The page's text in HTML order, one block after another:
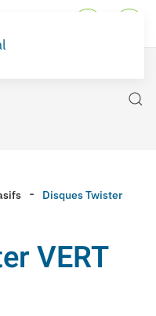
Disques Twister
VERT